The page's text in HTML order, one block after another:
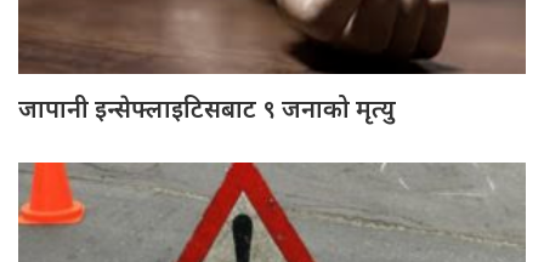
जापानी इन्सेफ्लाइटिसबाट ९ जनाको मृत्यु